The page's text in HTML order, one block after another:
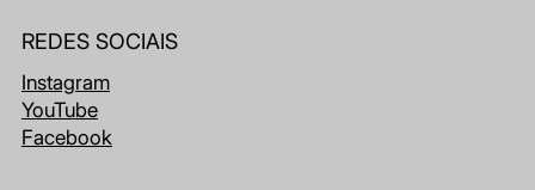
REDES SOCIAIS
Instagram
YouTube
Facebook